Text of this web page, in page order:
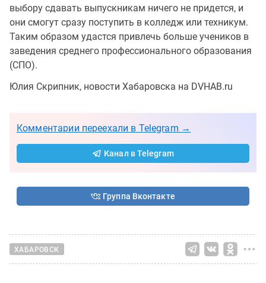
выбору сдавать выпускникам ничего не придется, и
они смогут сразу поступить в колледж или техникум.
Таким образом удастся привлечь больше учеников в
заведения среднего профессионального образования
(СПО).
Юлия Скрипник, новости Хабаровска на DVHAB.ru
Комментарии переехали в Telegram →
Канал в Telegram
Группа Вконтакте
ХАБАРОВСК